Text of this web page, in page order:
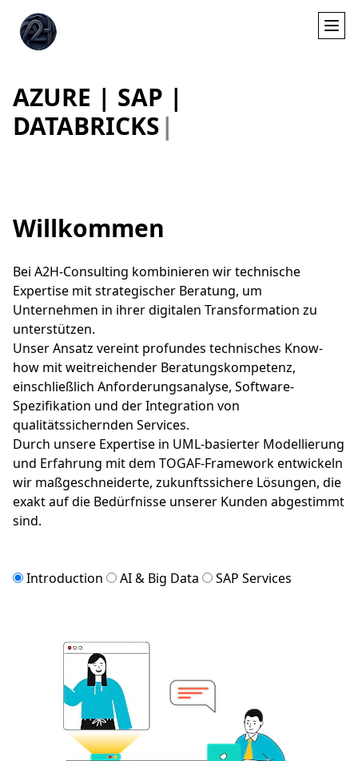
AZURE | SAP |
DATABRICKS|
Willkommen
Hochspezialisierte Dienstleistungen im Bereich AI &
Big Data bieten wir an, um Ihre Daten in wertvolle
Assets zu transformieren.
Als erfahrene Senior Data Architects setzen wir
führende Technologien wie Azure Databricks, AI/ML,
AIOps/MLOps, und Spark ein, um komplexe
Datenprobleme zu lösen und innovative,
datengetriebene Lösungen zu entwickeln.
Unsere Expertise in Azure Platform DevOps und
Analytics Services wie Azure Data Factory, Azure Data
Lake Gen2 und Azure Synapse ermöglicht es uns,
robuste, skalierbare und effiziente Datenarchitekturen
zu schaffen, die die Geschäftsprozesse unserer
Kunden optimieren.
Introduction AI & Big Data SAP Services